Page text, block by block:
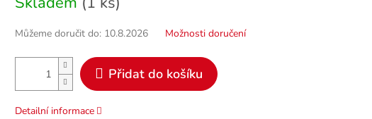
cena:
Můžeme doručit do: 10.8.2026 Možnosti doručení
Přidat do košíku
Detailní informace